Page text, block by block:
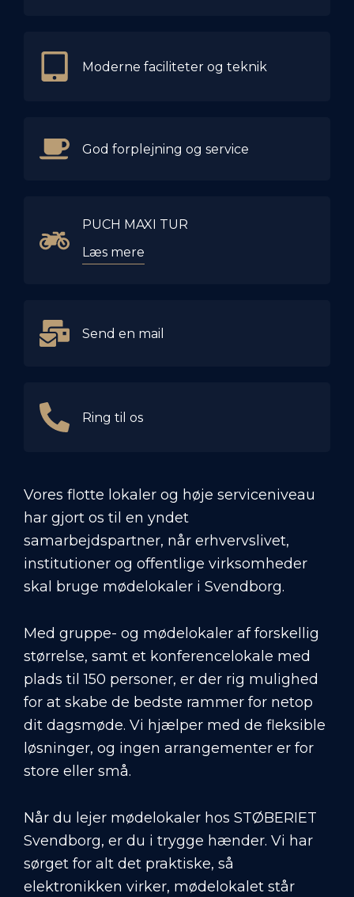
Moderne faciliteter og teknik
God forplejning og service
PUCH MAXI TUR
Læs mere
Send en mail
Ring til os
Vores flotte lokaler og høje serviceniveau
har gjort os til en yndet
samarbejdspartner, når erhvervslivet,
institutioner og offentlige virksomheder
skal bruge mødelokaler i Svendborg.
Med gruppe- og mødelokaler af forskellig
størrelse, samt et konferencelokale med
plads til 150 personer, er der rig mulighed
for at skabe de bedste rammer for netop
dit dagsmøde. Vi hjælper med de fleksible
løsninger, og ingen arrangementer er for
store eller små.
Når du lejer mødelokaler hos STØBERIET
Svendborg, er du i trygge hænder. Vi har
sørget for alt det praktiske, så
elektronikken virker, mødelokalet står